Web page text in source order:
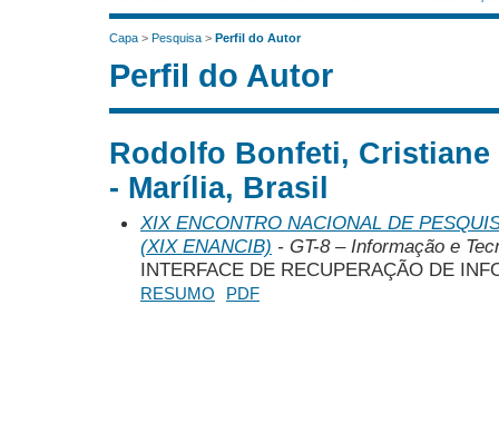
Capa > Pesquisa > Perfil do Autor
Perfil do Autor
Rodolfo Bonfeti, Cristiane
- Marília, Brasil
XIX ENCONTRO NACIONAL DE
(XIX ENANCIB) - GT-8 – Informação e
INTERFACE DE RECUPERAÇÃO DE
RESUMO PDF